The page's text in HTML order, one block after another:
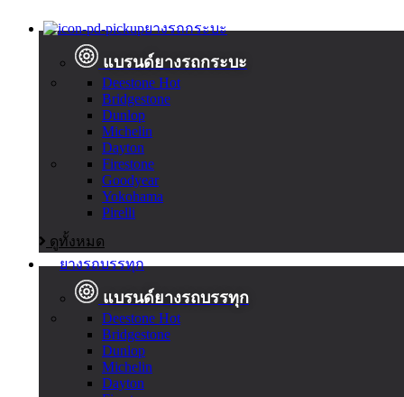
ยางรถกระบะ
แบรนด์ยางรถกระบะ
Deestone Hot
Bridgestone
Dunlop
Michelin
Dayton
Firestone
Goodyear
Yokohama
Pirelli
ดูทั้งหมด
ยางรถบรรทุก
แบรนด์ยางรถบรรทุก
Deestone Hot
Bridgestone
Dunlop
Michelin
Dayton